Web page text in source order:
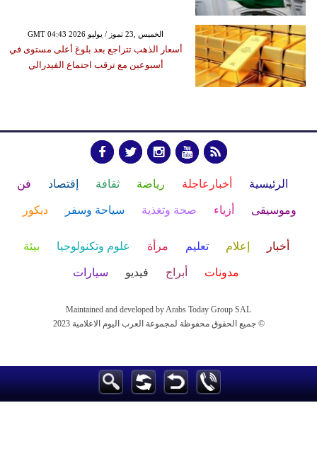
GMT 04:43 2026 الخميس ,23 تموز / يوليو
أسعار الذهب تتراجع بعد بلوغ أعلى مستوى في
أسبوعين مع ترقب اجتماع الفيدرالي
الرئيسية أخبارعاجلة رياضة ثقافة إقتصاد فن
وموسيقى أزياء صحة وتغذية سياحة وسفر ديكور
أخبار إعلام تعليم مرأة علوم وتكنولوجيا بيئة
مدونات أبراج فيديو سيارات
Maintained and developed by Arabs Today Group SAL
جميع الحقوق محفوظة لمجموعة العرب اليوم الاعلامية 2023 ©